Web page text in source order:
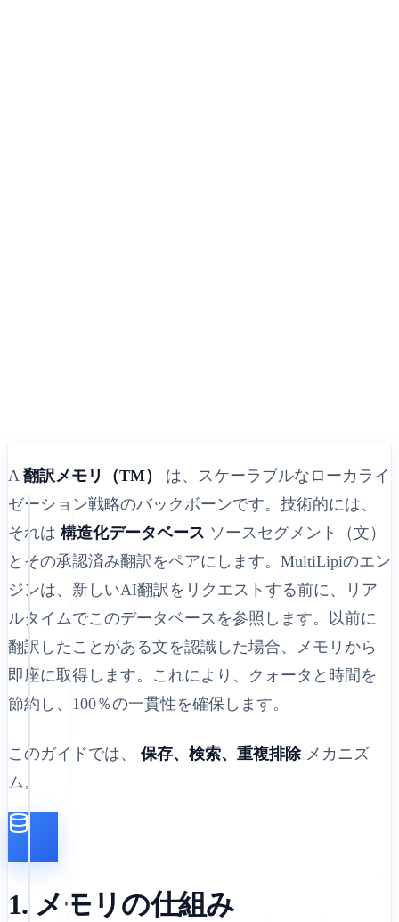
A 翻訳メモリ（TM）
は、スケーラブルなローカライ
ゼーション戦略のバックボーンです。技術的には、
それは 構造化データベース ソースセグメント（文）
とその承認済み翻訳をペアにします。MultiLipiのエン
ジンは、新しいAI翻訳をリクエストする前に、リア
ルタイムでこのデータベースを参照します。以前に
翻訳したことがある文を認識した場合、メモリから
即座に取得します。これにより、クォータと時間を
節約し、100％の一貫性を確保します。
このガイドでは、 保存、検索、重複排除メカニズ
ム。
1. メモリの仕組み